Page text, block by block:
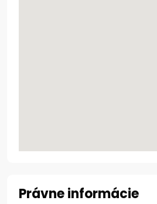
Právne informácie